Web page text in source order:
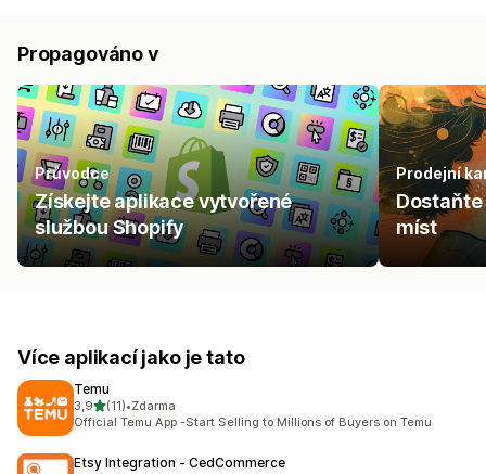
Propagováno v
Průvodce
Získejte aplikace vytvořené
službou Shopify
Prodejní
míst
Více aplikací jako je tato
Temu
3,9z 5 hvězd
(11)
Celkový počet recenzí: 11
•Zdarma
Official Temu App -Start Selling to Millions of Buyers on Temu
Etsy Integration ‑ CedCommerce